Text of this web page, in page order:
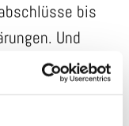
bis
Und
Chefs oder
nicht weiter